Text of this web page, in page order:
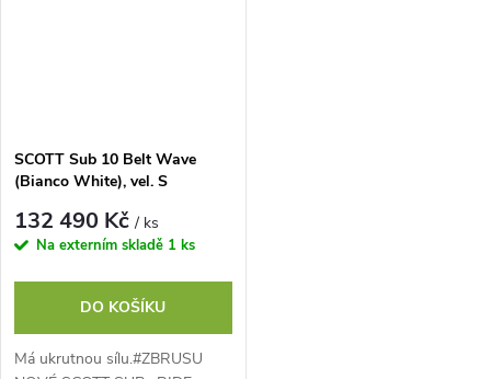
SCOTT Sub 10 Belt Wave
(Bianco White), vel. S
132 490 Kč/ ks
Na externím skladě 1 ks
DO KOŠÍKU
Má ukrutnou sílu.#ZBRUSU